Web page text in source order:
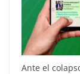
Ante el